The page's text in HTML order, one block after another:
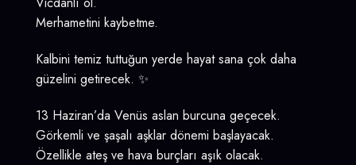
Merhametini kaybetme.
Kalbini temiz tuttuğun yerde hayat sana çok daha
güzelini getirecek. ✨
13 Haziran’da Venüs aslan burcuna geçecek.
Görkemli ve şaşalı aşklar dönemi başlayacak.
Özellikle ateş ve hava burçları aşık olacak.